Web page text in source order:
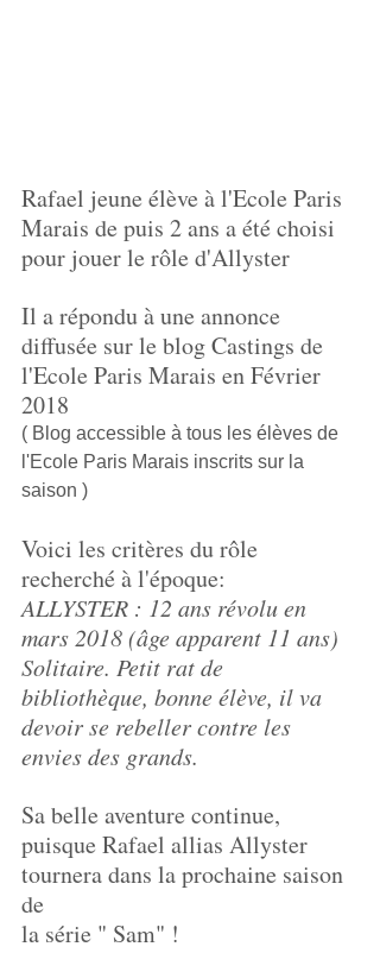
Rafael jeune élève à l'Ecole Paris
Marais de puis 2 ans a été choisi
pour jouer le rôle d'Allyster
Il a répondu à une annonce
diffusée sur le blog Castings de
l'Ecole Paris Marais en Février
2018
( Blog accessible à tous les élèves de
l'Ecole Paris Marais inscrits sur la
saison )
Voici les critères du rôle
recherché à l'époque:
ALLYSTER : 12 ans révolu en
mars 2018 (âge apparent 11 ans)
Solitaire. Petit rat de
bibliothèque, bonne élève, il va
devoir se rebeller contre les
envies des grands.
Sa belle aventure continue,
puisque Rafael allias Allyster
tournera dans la prochaine saison
de
la série " Sam" !